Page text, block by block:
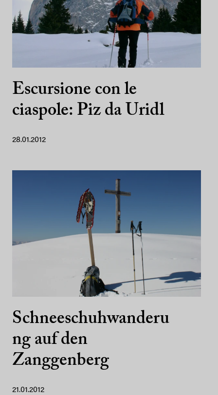
Escursione con le
ciaspole: Piz da Uridl
28.01.2012
Schneeschuhwanderu
ng auf den
Zanggenberg
21.01.2012